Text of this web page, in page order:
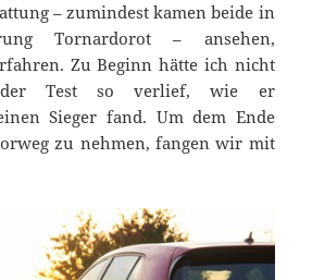
– zumindest kamen beide in
Tornardorot – ansehen,
Zu Beginn hätte ich nicht
der Test so verlief, wie er
Sieger fand. Um dem Ende
zu nehmen, fangen wir mit